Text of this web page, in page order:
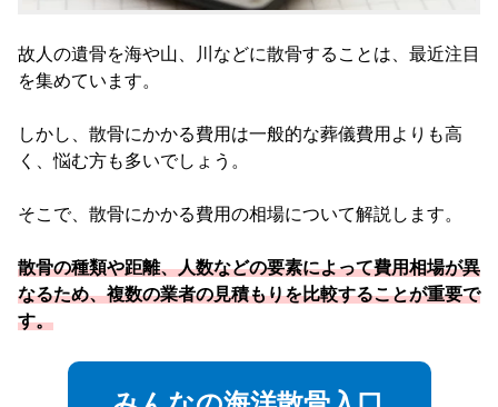
故人の遺骨を海や山、川などに散骨することは、最近注目
を集めています。
しかし、散骨にかかる費用は一般的な葬儀費用よりも高
く、悩む方も多いでしょう。
そこで、散骨にかかる費用の相場について解説します。
散骨の種類や距離、人数などの要素によって費用相場が異
なるため、複数の業者の見積もりを比較することが重要で
す。